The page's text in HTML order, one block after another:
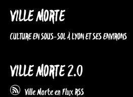
VILLE MORTE
CULTURE EN SOUS-SOL À LYON ET SES ENVIRONS
VILLE MORTE 2.0
Ville Morte en Flux RSS